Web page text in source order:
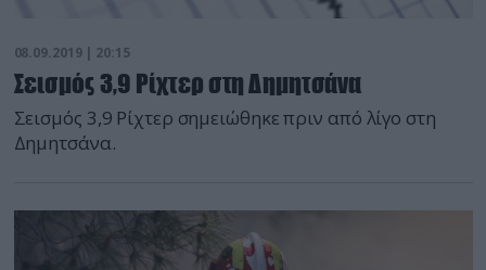
08.09.2019 | 20:15
Σεισμός 3,9 Ρίχτερ στη Δημητσάνα
Σεισμός 3,9 Ρίχτερ σημειώθηκε πριν από λίγο στη
Δημητσάνα.